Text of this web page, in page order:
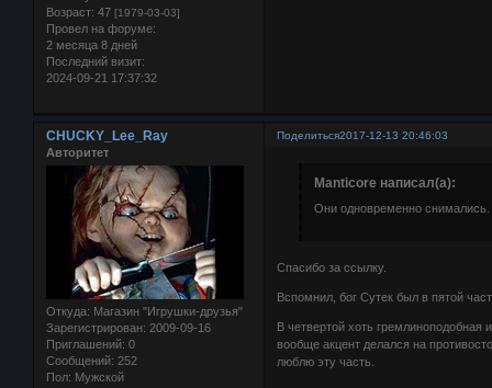
Возраст: 47 [1979-03-03]
Провел на форуме:
2 месяца 8 дней
Последний визит:
2024-09-21 17:37:32
Поделиться2017-12-13 20:46:03
CHUCKY_Lee_Ray
Авторитет
Откуда: Магазин "Игрушки-друзья"
Зарегистрирован: 2009-09-16
Приглашений: 0
Сообщений: 252
Пол: Мужской
Manticore написал(а):
Они одновременно
Cпасибо за ссылку.
Вспомнил, бог Сутек был в пятой
В четвертой хоть гремлиноподобная
вообще акцент делался на
люблю эту часть.